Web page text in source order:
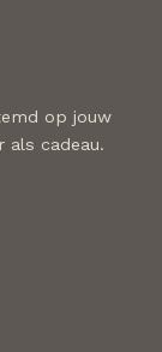
op jouw
als cadeau.